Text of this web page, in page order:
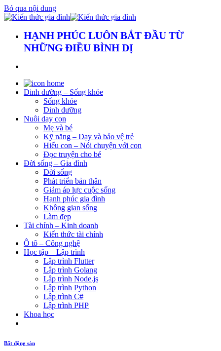
Bỏ qua nội dung
HẠNH PHÚC LUÔN BẮT ĐẦU TỪ
NHỮNG ĐIỀU BÌNH DỊ
Dinh dưỡng – Sống khỏe
Sống khỏe
Dinh dưỡng
Nuôi dạy con
Mẹ và bé
Kỹ năng – Dạy và bảo vệ trẻ
Hiểu con – Nói chuyện với con
Đọc truyện cho bé
Đời sống – Gia đình
Đời sống
Phát triển bản thân
Giảm áp lực cuộc sống
Hạnh phúc gia đình
Không gian sống
Làm đẹp
Tài chính – Kinh doanh
Kiến thức tài chính
Ô tô – Công nghệ
Học tập – Lập trình
Lập trình Flutter
Lập trình Golang
Lập trình Node.js
Lập trình Python
Lập trình C#
Lập trình PHP
Khoa học
Bất động sản